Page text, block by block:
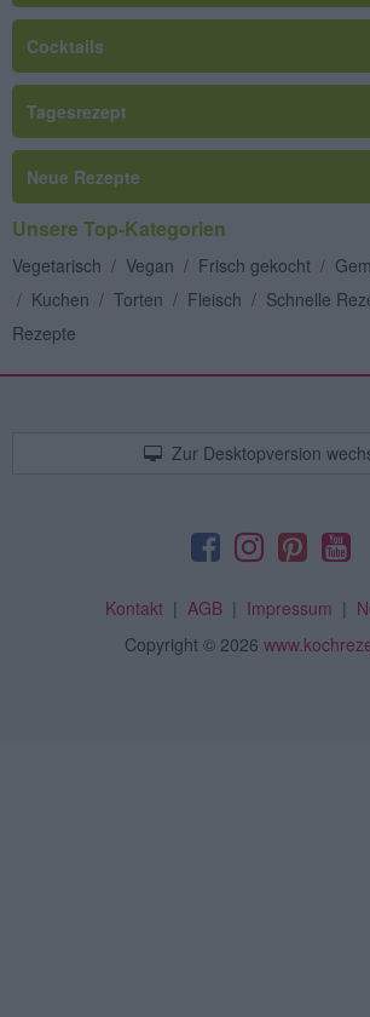
Cocktails
Tagesrezept
Neue Rezepte
Unsere Top-Kategorien
Vegetarisch / Vegan / Frisch gekocht /
/ Kuchen / Torten / Fleisch / Schnelle
Rezepte
Zur Desktopversion
Kontakt| AGB| Impressum |
Copyright © 2026